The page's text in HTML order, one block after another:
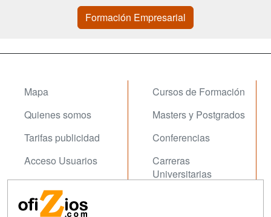
Formación Empresarial
Mapa
Quienes somos
Tarifas publicidad
Acceso Usuarios
Acceso Centros
Cursos de Formación
Masters y Postgrados
Conferencias
Carreras
Universitarias